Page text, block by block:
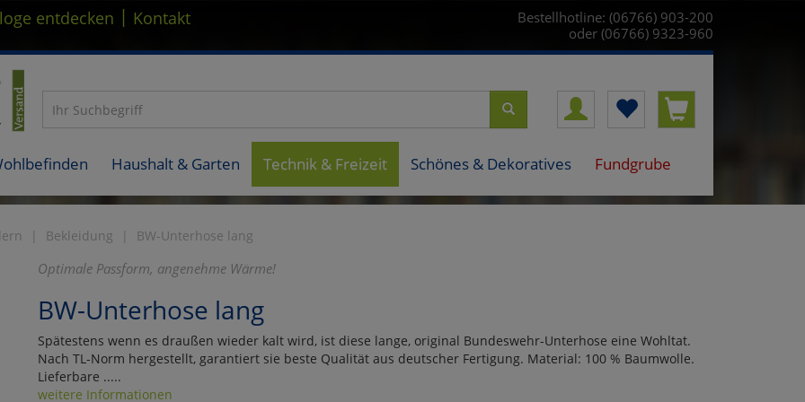
entdecken | Kontakt
Bestellhotline: (06766) 903-200
oder (06766) 9323-960
Haushalt & Garten Technik & Freizeit Schönes & Dekoratives Fundgrube
Bekleidung BW-Unterhose lang
Optimale Passform, angenehme Wärme!
BW-Unterhose lang
Spätestens wenn es draußen wieder kalt wird, ist diese lange, original Bundeswehr-Unterhose eine Wohltat.
Nach TL-Norm hergestellt, garantiert sie beste Qualität aus deutscher Fertigung. Material: 100 % Baumwolle.
Lieferbare .....
weitere Informationen